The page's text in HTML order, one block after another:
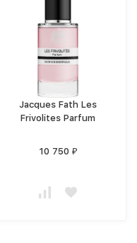
Jacques Fath Les
Frivolites Parfum
10 750 ₽